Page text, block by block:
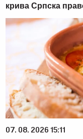
крива Српска
07. 08. 2026 15:11